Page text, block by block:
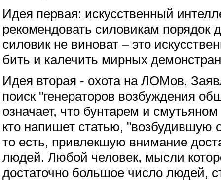
Идея первая: искусственный
рекомендовать силовикам порядок
силовик не виноват – это
бить и калечить мирных
Идея вторая - охота на ЛОМов.
поиск "генераторов возбуждения
означает, что бунтарем и
кто напишет статью, "возбудившую
то есть, привлекшую внимание
людей. Любой человек, мысли
достаточно большое число людей,